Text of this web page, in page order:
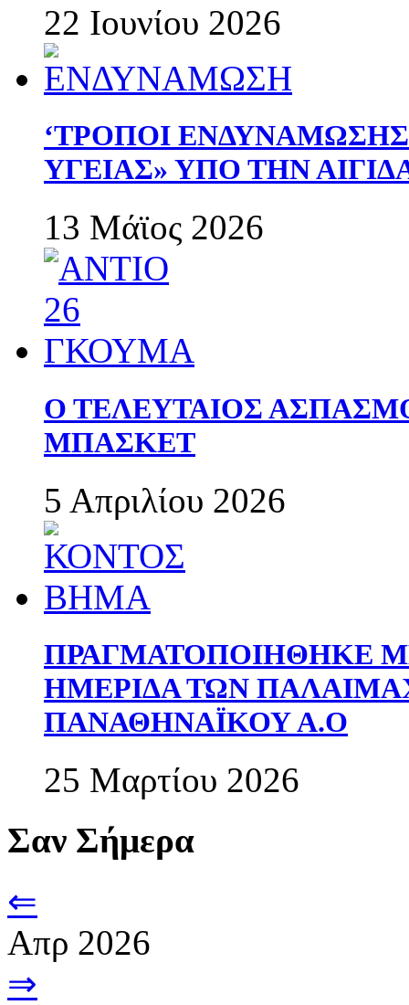
22 Ιουνίου 2026
‘ΤΡΟΠΟΙ
ΥΓΕΙΑΣ» ΥΠΟ ΤΗΝ
13 Μάϊος 2026
Ο ΤΕΛΕΥΤΑΙΟΣ
ΜΠΑΣΚΕΤ
5 Απριλίου 2026
ΠΡΑΓΜΑΤΟΠΟΙΗΘΗΚΕ
ΗΜΕΡΙΔΑ ΤΩΝ
ΠΑΝΑΘΗΝΑΪΚΟΥ Α.Ο
25 Μαρτίου 2026
Σαν Σήμερα
⇐
Απρ 2026
⇒